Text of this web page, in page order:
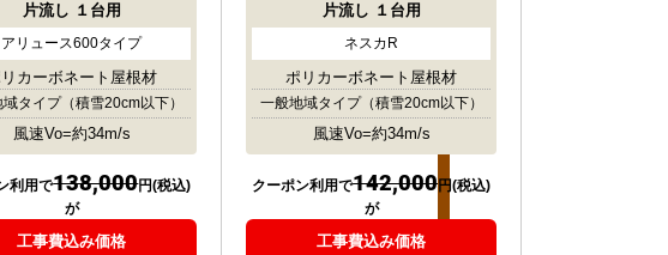
片流し １台用
アリュース600タイプ
カーボネート屋根材
域タイプ（積雪20cm以下）
風速Vo=約34m/s
利用で138,000円(税込)
が
工事費込み価格
片流し １台用
ネスカR
ポリカーボネート屋根材
一般地域タイプ（積雪20cm以下）
風速Vo=約34m/s
クーポン利用で142,000円(税込)
が
工事費込み価格